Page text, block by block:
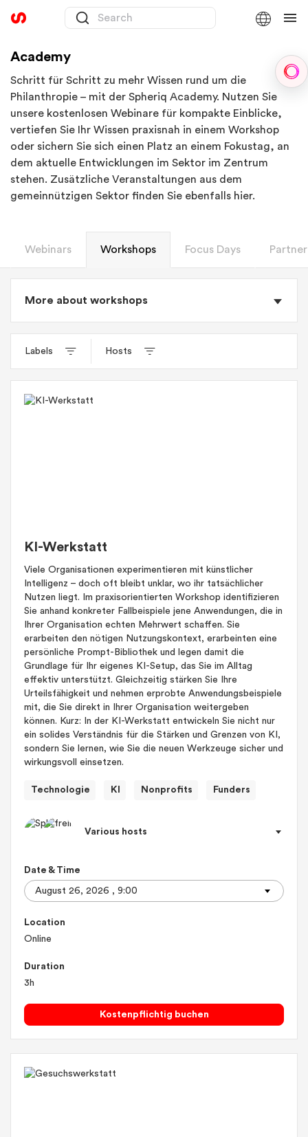
Academy
Schritt für Schritt zu mehr Wissen rund um die
Philanthropie – mit der Spheriq Academy. Nutzen Sie
unsere kostenlosen Webinare für kompakte Einblicke,
vertiefen Sie Ihr Wissen praxisnah in einem Workshop
oder sichern Sie sich einen Platz an einem Fokustag, an
dem aktuelle Entwicklungen im Sektor im Zentrum
stehen. Zusätzliche Veranstaltungen aus dem
gemeinnützigen Sektor finden Sie ebenfalls hier.
Webinars Workshops Focus Days
More about workshops
Labels Hosts
KI-Werkstatt
Viele Organisationen experimentieren mit künstlicher
Intelligenz – doch oft bleibt unklar, wo ihr tatsächlicher
Nutzen liegt. Im praxisorientierten Workshop identifizieren
Sie anhand konkreter Fallbeispiele jene Anwendungen, die in
Ihrer Organisation echten Mehrwert schaffen. Sie
erarbeiten den nötigen Nutzungskontext, erarbeinten eine
persönliche Prompt-Bibliothek und legen damit die
Grundlage für Ihr eigenes KI-Setup, das Sie im Alltag
effektiv unterstützt. Gleichzeitig stärken Sie Ihre
Urteilsfähigkeit und nehmen erprobte Anwendungsbeispiele
mit, die Sie direkt in Ihrer Organisation weitergeben
können. Kurz: In der KI-Werkstatt entwickeln Sie nicht nur
ein solides Verständnis für die Stärken und Grenzen von KI,
sondern Sie lernen, wie Sie die neuen Werkzeuge sicher und
wirkungsvoll einsetzen.
Technologie KI Nonprofits Funders
Various hosts
Date & Time
Location
Online
Duration
3h
Kostenpflichtig buchen